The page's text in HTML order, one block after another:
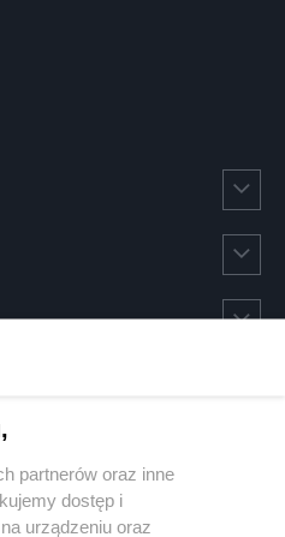
partnerów oraz inne
dostęp i
urządzeniu oraz